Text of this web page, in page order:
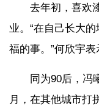
去年初，喜欢
业。“在自己长大
福的事。”何欣宇表
同为90后，冯
月，在其他城市打